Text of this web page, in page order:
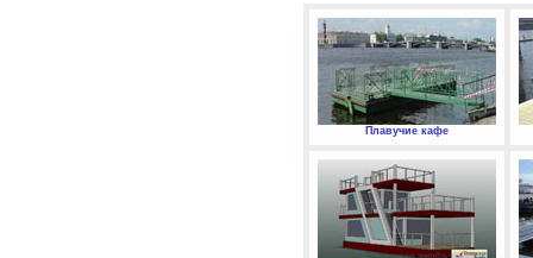
Плавучие кафе